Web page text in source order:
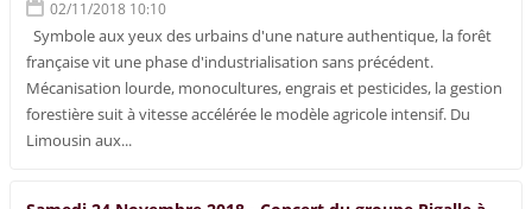
02/11/2018 10:10
Symbole aux yeux des urbains d'une nature authentique, la forêt
française vit une phase d'industrialisation sans précédent.
Mécanisation lourde, monocultures, engrais et pesticides, la gestion
forestière suit à vitesse accélérée le modèle agricole intensif. Du
Limousin aux...